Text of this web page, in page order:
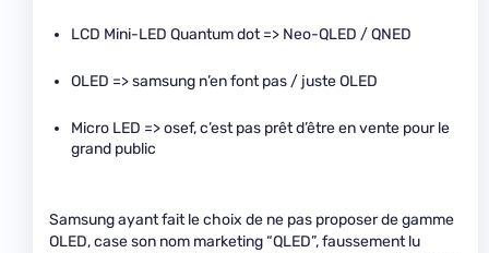
LCD Mini-LED Quantum dot => Neo-QLED / QNED
OLED => samsung n’en font pas / juste OLED
Micro LED => osef, c’est pas prêt d’être en vente pour le
grand public
Samsung ayant fait le choix de ne pas proposer de gamme
OLED, case son nom marketing “QLED”, faussement lu